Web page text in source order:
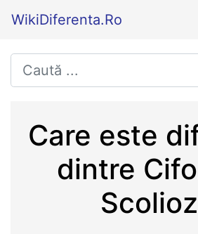
WikiDiferenta.Ro
Care este
dintre